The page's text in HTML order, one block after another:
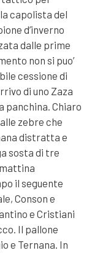
capolista del
d’inverno
dalle prime
non si puo’
cessione di
di uno Zaza
panchina. Chiaro
zebre che
distratta e
sosta di tre
il seguente
Conson e
e Cristiani
Il pallone
e Ternana. In